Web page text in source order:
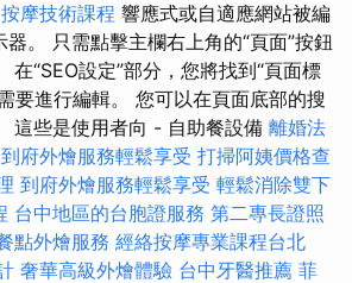
按摩技術課程 響應式或自適應網站被編
。 只需點擊主欄右上角的“頁面”按鈕
在“SEO設定”部分，您將找到“頁面標
要進行編輯。 您可以在頁面底部的搜
這些是使用者向 - 自助餐設備 離婚法
到府外燴服務輕鬆享受 打掃阿姨價格查
到府外燴服務輕鬆享受 輕鬆消除雙下
台中地區的台胞證服務 第二專長證照
點外燴服務 經絡按摩專業課程台北
奢華高級外燴體驗 台中牙醫推薦 菲